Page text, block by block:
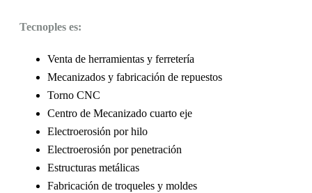
Tecnoples es:
Venta de herramientas y ferretería
Mecanizados y fabricación de repuestos
Torno CNC
Centro de Mecanizado cuarto eje
Electroerosión por hilo
Electroerosión por penetración
Estructuras metálicas
Fabricación de troqueles y moldes